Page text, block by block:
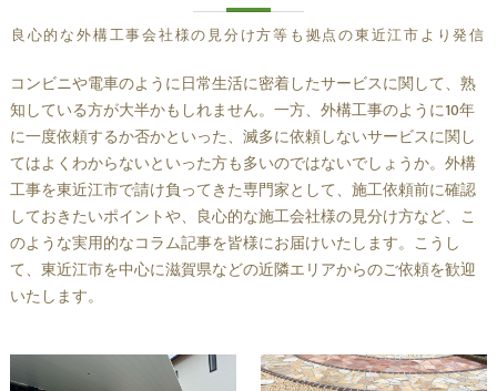
良心的な外構工事会社様の見分け方等も拠点の東近江市より発信
コンビニや電車のように日常生活に密着したサービスに関して、熟
知している方が大半かもしれません。一方、外構工事のように10年
に一度依頼するか否かといった、滅多に依頼しないサービスに関し
てはよくわからないといった方も多いのではないでしょうか。外構
工事を東近江市で請け負ってきた専門家として、施工依頼前に確認
しておきたいポイントや、良心的な施工会社様の見分け方など、こ
のような実用的なコラム記事を皆様にお届けいたします。こうし
て、東近江市を中心に滋賀県などの近隣エリアからのご依頼を歓迎
いたします。